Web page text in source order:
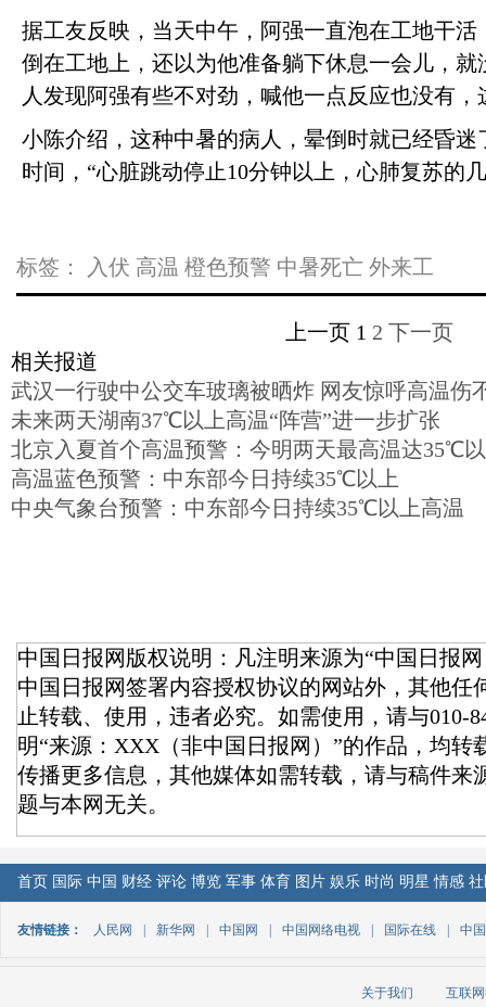
据工友反映，当天中午，阿强一直泡在工地干
倒在工地上，还以为他准备躺下休息一会儿，
人发现阿强有些不对劲，喊他一点反应也没有
小陈介绍，这种中暑的病人，晕倒时就已经昏
时间，“心脏跳动停止10分钟以上，心肺复苏的
标签： 入伏 高温 橙色预警 中暑死亡 外来工
上一页 1 2 下一页
相关报道
武汉一行驶中公交车玻璃被晒炸 网友惊呼高温伤
未来两天湖南37℃以上高温“阵营”进一步扩张
北京入夏首个高温预警：今明两天最高温达35℃
高温蓝色预警：中东部今日持续35℃以上
中央气象台预警：中东部今日持续35℃以上高温
中国日报网版权说明：凡注明来源为“中国日报
中国日报网签署内容授权协议的网站外，其他任
止转载、使用，违者必究。如需使用，请与010-
明“来源：XXX（非中国日报网）”的作品，均转
传播更多信息，其他媒体如需转载，请与稿件来
题与本网无关。